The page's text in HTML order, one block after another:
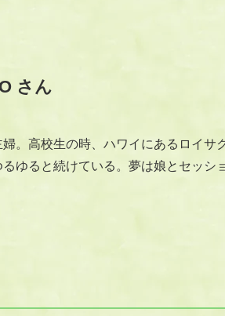
さん
婦。高校生の時、ハワイにあるロイ
ゆると続けている。夢は娘とセッシ